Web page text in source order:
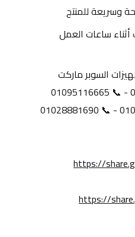
وسريعة للمنتج
أثناء ساعات العمل
السوبر ماركت
https://
https://